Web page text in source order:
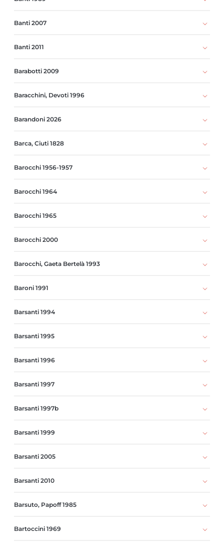
Banti 2007
Banti 2011
Barabotti 2009
Baracchini, Devoti 1996
Barandoni 2026
Barca, Ciuti 1828
Barocchi 1956-1957
Barocchi 1964
Barocchi 1965
Barocchi 2000
Barocchi, Gaeta Bertelà 1993
Baroni 1991
Barsanti 1994
Barsanti 1995
Barsanti 1996
Barsanti 1997
Barsanti 1997b
Barsanti 1999
Barsanti 2005
Barsanti 2010
Barsuto, Papoff 1985
Bartoccini 1969